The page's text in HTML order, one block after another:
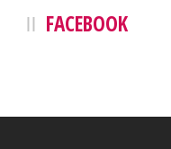
FACEBOOK